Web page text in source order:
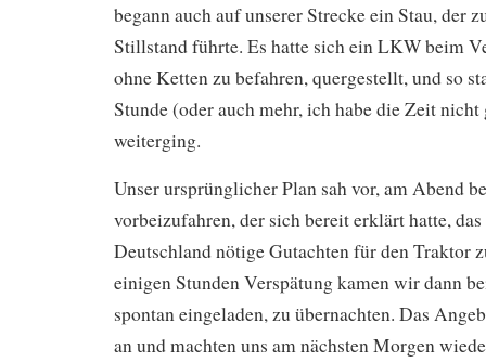
begann auch auf unserer Strecke ein Stau, der
Stillstand führte. Es hatte sich ein LKW beim
ohne Ketten zu befahren, quergestellt, und so
Stunde (oder auch mehr, ich habe die Zeit nicht
weiterging.
Unser ursprünglicher Plan sah vor, am Abend
vorbeizufahren, der sich bereit erklärt hatte,
Deutschland nötige Gutachten für den Traktor
einigen Stunden Verspätung kamen wir dann
spontan eingeladen, zu übernachten. Das
an und machten uns am nächsten Morgen